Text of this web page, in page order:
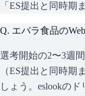
「ES提出と同時期
Q. エバラ食品の
選考開始の2〜3週
（ES提出と同時期
しょう。eslookの